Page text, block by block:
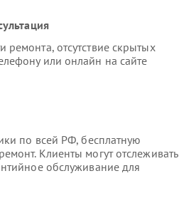
ремонта, отсутствие скрытых
или онлайн на сайте
по всей РФ, бесплатную
Клиенты могут отслеживать
обслуживание для